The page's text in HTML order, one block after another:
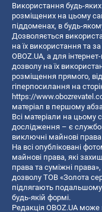
Використання будь-яких
розміщених на цьому
піддоменах, в будь-
Дозволяється
на їх використання та
OBOZ.UA, а для
дозволу на їх
розміщення прямого,
гіперпосилання на
https://
матеріал в першому
Всі матеріали на цьому
дослідження – є
виключні майнові
На всі опубліковані
майнові права, які
права та суміжні
дозволу ТОВ «Золота
підлягають
будь-якій формі.
Редакція OBOZ.UA